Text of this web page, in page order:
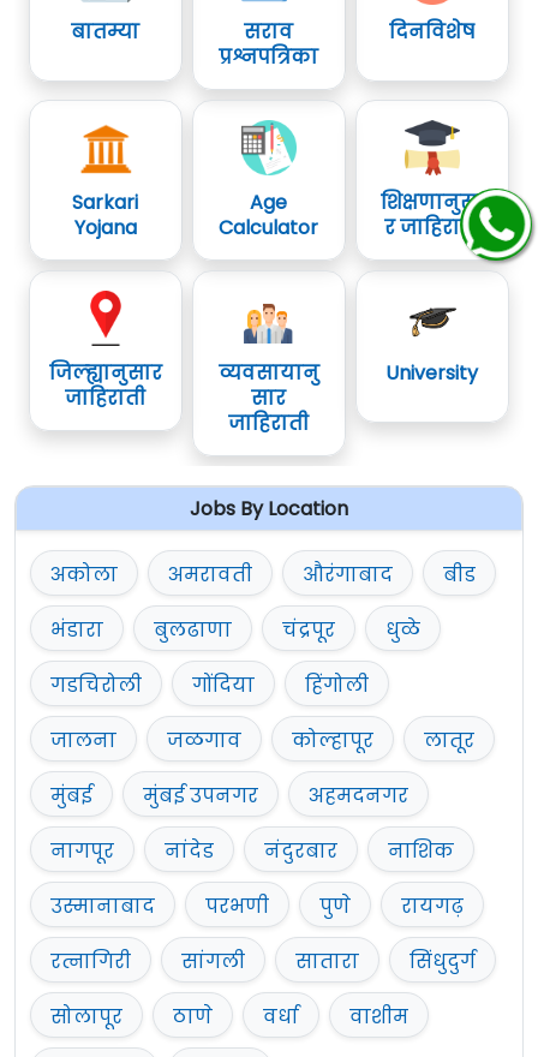
बातम्या
सराव
प्रश्नपत्रिका
दिनविशेष
Sarkari
Yojana
Age
Calculator
शिक्षणानुसा
र जाहिराती
जिल्ह्यानुसार
जाहिराती
व्यवसायानु
सार
जाहिराती
University
Jobs By Location
अकोला अमरावती औरंगाबाद
बीड
भंडारा
बुलढाणा चंद्रपूर
धुळे
गडचिरोली
गोंदिया
हिंगोली
जालना
जळगाव कोल्हापूर
लातूर
मुंबई
मुंबई उपनगर
अहमदनगर
नागपूर
नांदेड नंदुरबार
नाशिक
उस्मानाबाद
परभणी पुणे
रायगढ़
रत्नागिरी
सांगली सातारा
सिंधुदुर्ग
सोलापूर
ठाणे वर्धा
वाशीम